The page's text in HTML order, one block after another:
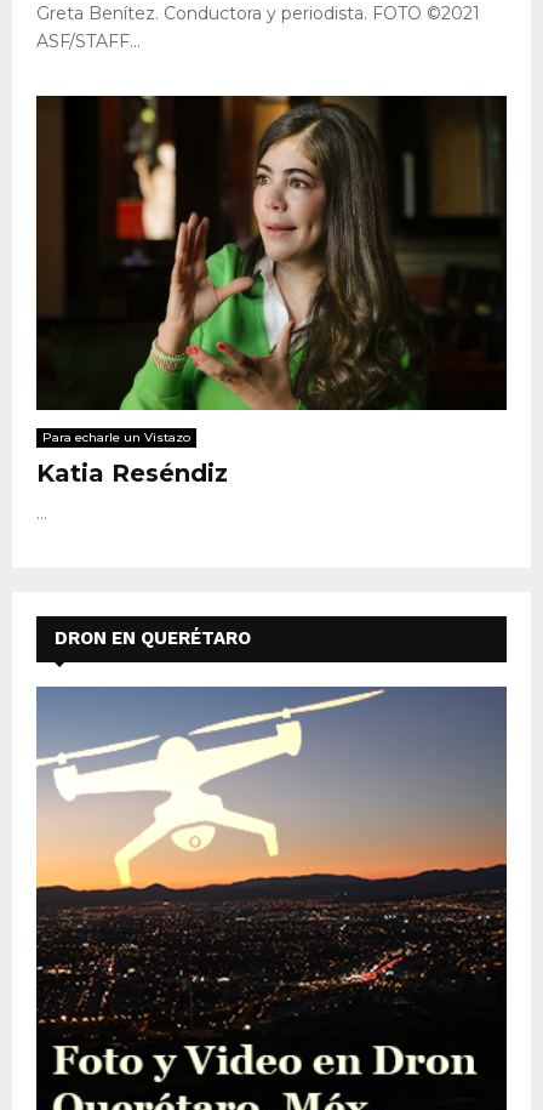
Greta Benítez. Conductora y periodista. FOTO ©2021
ASF/STAFF...
Para echarle un Vistazo
Katia Reséndiz
...
DRON EN QUERÉTARO